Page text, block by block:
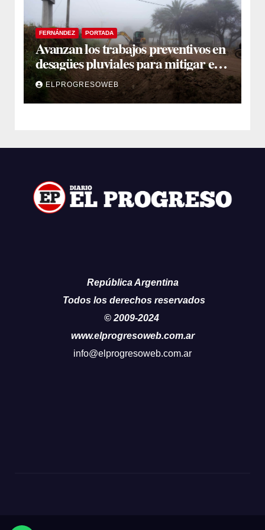
FERNÁNDEZ PORTADA
Avanzan los trabajos preventivos en
desagües pluviales para mitigar el
impacto de la temporada de lluvias
ELPROGRESOWEB
República Argentina
Todos los derechos reservados
© 2009-2024
www.elprogresoweb.com.ar
info@elprogresoweb.com.ar